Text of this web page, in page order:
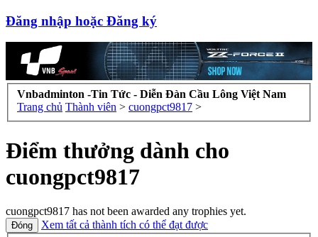
Đăng nhập hoặc Đăng ký
Vnbadminton -Tin Tức - Diễn Đàn Cầu Lông Việt Nam
Trang chủ Thành viên > cuongpct9817 >
Điểm thưởng dành cho
cuongpct9817
cuongpct9817 has not been awarded any trophies yet.
Xem tất cả thành tích có thể đạt được